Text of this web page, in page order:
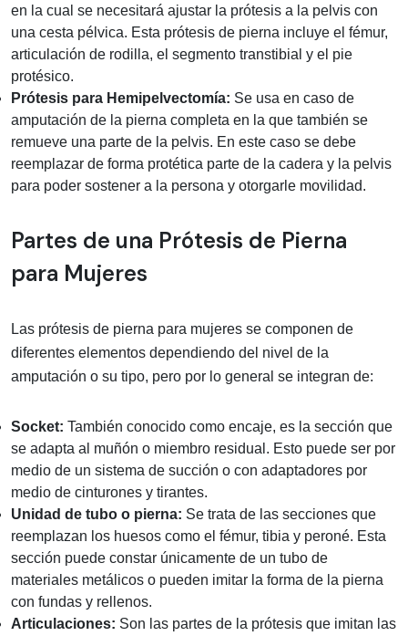
en la cual se necesitará ajustar la prótesis a la pelvis con
una cesta pélvica. Esta prótesis de pierna incluye el fémur,
articulación de rodilla, el segmento transtibial y el pie
protésico.
Prótesis para Hemipelvectomía: Se usa en caso de
amputación de la pierna completa en la que también se
remueve una parte de la pelvis. En este caso se debe
reemplazar de forma protética parte de la cadera y la pelvis
para poder sostener a la persona y otorgarle movilidad.
Partes de una Prótesis de Pierna
para Mujeres
Las prótesis de pierna para mujeres se componen de
diferentes elementos dependiendo del nivel de la
amputación o su tipo, pero por lo general se integran de:
Socket: También conocido como encaje, es la sección que
se adapta al muñón o miembro residual. Esto puede ser por
medio de un sistema de succión o con adaptadores por
medio de cinturones y tirantes.
Unidad de tubo o pierna: Se trata de las secciones que
reemplazan los huesos como el fémur, tibia y peroné. Esta
sección puede constar únicamente de un tubo de
materiales metálicos o pueden imitar la forma de la pierna
con fundas y rellenos.
Articulaciones: Son las partes de la prótesis que imitan las